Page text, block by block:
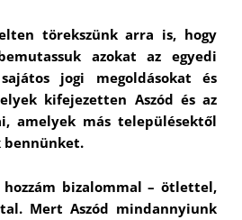
törekszünk arra is, hogy
azokat az egyedi
jogi megoldásokat és
kifejezetten Aszód és az
amelyek más településektől
bennünket.
bizalommal – ötlettel,
Mert Aszód mindannyiunk